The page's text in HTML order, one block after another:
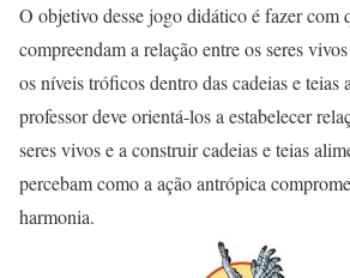
O objetivo desse jogo didático é fazer com
compreendam a relação entre os seres
os níveis tróficos dentro das cadeias e teias
professor deve orientá-los a estabelecer
seres vivos e a construir cadeias e teias
percebam como a ação antrópica
harmonia.